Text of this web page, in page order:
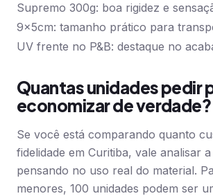
Supremo 300g: boa rigidez e
9x5cm: tamanho prático para
UV frente no P&B: destaque no
Quantas unidades pedir
economizar de verdade?
Se você está comparando quanto
fidelidade em Curitiba, vale analisar
pensando no uso real do material.
menores, 100 unidades podem ser